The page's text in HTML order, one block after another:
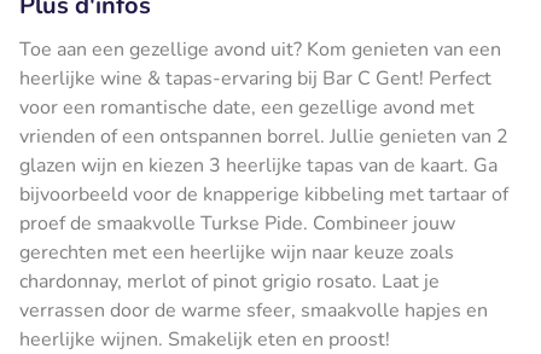
Toe aan een gezellige avond uit? Kom genieten van een
heerlijke wine & tapas-ervaring bij Bar C Gent! Perfect
voor een romantische date, een gezellige avond met
vrienden of een ontspannen borrel. Jullie genieten van 2
glazen wijn en kiezen 3 heerlijke tapas van de kaart. Ga
bijvoorbeeld voor de knapperige kibbeling met tartaar of
proef de smaakvolle Turkse Pide. Combineer jouw
gerechten met een heerlijke wijn naar keuze zoals
chardonnay, merlot of pinot grigio rosato. Laat je
verrassen door de warme sfeer, smaakvolle hapjes en
heerlijke wijnen. Smakelijk eten en proost!